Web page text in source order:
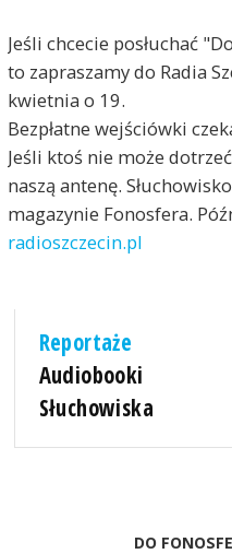
Jeśli chcecie posłuchać
to zapraszamy do Radia
kwietnia o 19.
Bezpłatne wejściówki
Jeśli ktoś nie może
naszą antenę.
magazynie Fonosfera.
radioszczecin.pl
Reportaże
Audiobooki
Słuchowiska
DO